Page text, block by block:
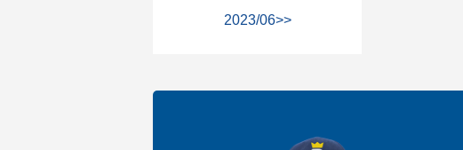
2023/06>>